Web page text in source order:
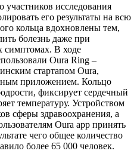
участников исследования
его результаты на всю
кольца вдохновлены тем,
болезнь даже при
симптомах. В ходе
Oura Ring –
стартапом Oura,
приложением. Кольцо
фиксирует сердечный
температуру. Устройством
сферы здравоохранения, а
Oura app принять
чего общее количество
более 65 000 человек.